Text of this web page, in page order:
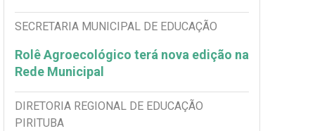
SECRETARIA MUNICIPAL DE EDUCAÇÃO
Rolê Agroecológico terá nova edição na
Rede Municipal
DIRETORIA REGIONAL DE EDUCAÇÃO
PIRITUBA